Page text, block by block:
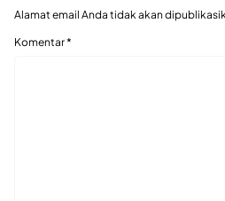
Alamat email Anda tidak akan
Komentar*